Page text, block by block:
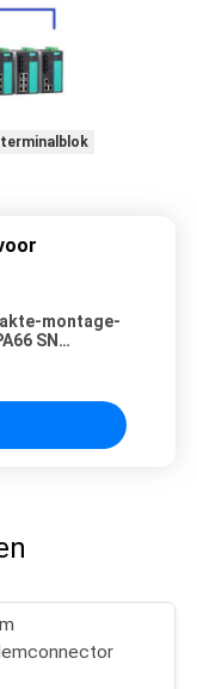
montage-
SN